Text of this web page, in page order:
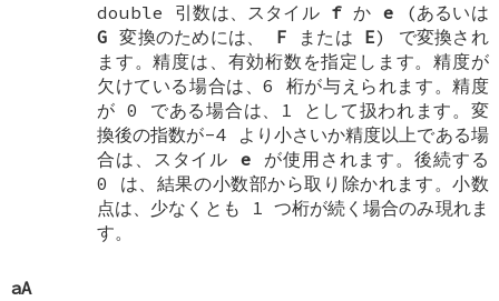
double
引数は、スタイル f か e (あるいは
G 変換のためには、 F または E) で変換され
ます。精度は、有効桁数を指定します。精度が
欠けている場合は、6 桁が与えられます。精度
が 0 である場合は、1 として扱われます。変
換後の指数が-4 より小さいか精度以上である場
合は、スタイルe が使用されます。後続する
0 は、結果の小数部から取り除かれます。小数
点は、少なくとも 1 つ桁が続く場合のみ現れま
す。
aA